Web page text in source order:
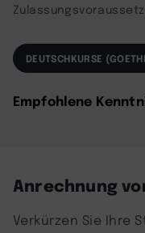
DEUTSCHKURSE
Empfohlene
Anrechnung
Verkürzen Sie Ihre